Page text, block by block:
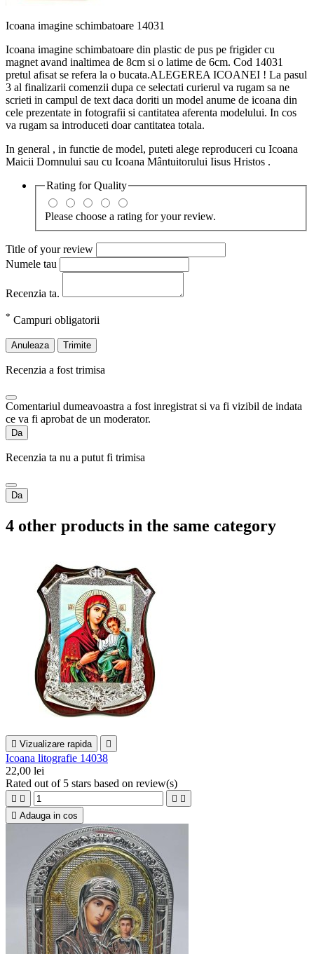
Icoana imagine schimbatoare 14031
Icoana imagine schimbatoare din plastic de pus pe frigider cu
magnet avand inaltimea de 8cm si o latime de 6cm. Cod 14031
pretul afisat se refera la o bucata.ALEGEREA ICOANEI ! La pasul
3 al finalizarii comenzii dupa ce selectati curierul va rugam sa ne
scrieti in campul de text daca doriti un model anume de icoana din
cele prezentate in fotografii si cantitatea aferenta modelului. In cos
va rugam sa introduceti doar cantitatea totala.
In general , in functie de model, puteti alege reproduceri cu Icoana
Maicii Domnului sau cu Icoana Mântuitorului Iisus Hristos .
Rating forQuality
Please choose a rating for your review.
Title of your review
Numele tau
Recenzia ta.
* Campuri obligatorii
Anuleaza Trimite
Recenzia a fost trimisa
Comentariul dumeavoastra a fost inregistrat si va fi vizibil de indata
ce va fi aprobat de un moderator.
Da
Recenzia ta nu a putut fi trimisa
Da
4 other products in the same category
 Vizualizare rapida 
Icoana litografie 14038
22,00 lei
Rated out of 5 stars based on review(s)
   
 Adauga in cos